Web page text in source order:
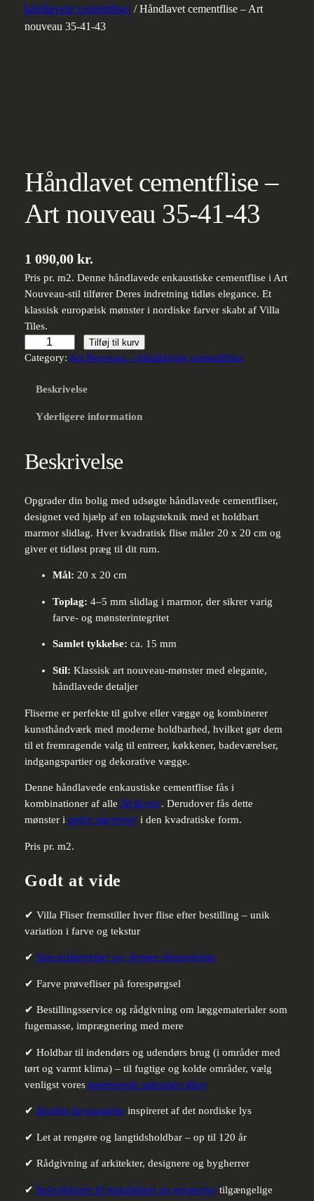
håndlavede cementfliser/ Håndlavet cementflise – Art
nouveau 35-41-43
Håndlavet cementflise –
Art nouveau 35-41-43
1 090,00 kr.
Pris pr. m2. Denne håndlavede enkaustiske cementflise i Art
Nouveau-stil tilfører Deres indretning tidløs elegance. Et
klassisk europæisk mønster i nordiske farver skabt af Villa
Tiles.
Håndlavet
cementflise
Art
35-
43
antal
Tilføj til kurv
Category: Art Nouveau – håndlavede cementfliser
Beskrivelse
Yderligere information
Beskrivelse
Opgrader din bolig med udsøgte håndlavede cementfliser,
designet ved hjælp af en tolagsteknik med et holdbart
marmor slidlag. Hver kvadratisk flise måler 20 x 20 cm og
giver et tidløst præg til dit rum.
Mål: 20 x 20 cm
Toplag: 4–5 mm slidlag i marmor, der sikrer varig
farve- og mønsterintegritet
Samlet tykkelse: ca. 15 mm
Stil: Klassisk art nouveau-mønster med elegante,
håndlavede detaljer
Fliserne er perfekte til gulve eller vægge og kombinerer
kunsthåndværk med moderne holdbarhed, hvilket gør dem
til et fremragende valg til entreer, køkkener, badeværelser,
indgangspartier og dekorative vægge.
Denne håndlavede enkaustiske cementflise fås i
kombinationer af alle 30 farver. Derudover fås dette
mønster i andre størrelseri den kvadratiske form.
Pris pr. m2.
Godt at vide
✔ Villa Fliser fremstiller hver flise efter bestilling – unik
variation i farve og tekstur
✔ Specialstørrelser og -former tilgængelige
✔ Farve prøvefliser på forespørgsel
✔ Bestillingsservice og rådgivning om læggematerialer som
fugemasse, imprægnering med mere
✔ Holdbar til indendørs og udendørs brug (i områder med
tørt og varmt klima) – til fugtige og kolde områder, vælg
venligst vores patenterede udendørs fliser
✔ Nordisk farvepaletteinspireret af det nordiske lys
✔ Let at rengøre og langtidsholdbar – op til 120 år
✔ Rådgivning af arkitekter, designere og bygherrer
✔ Instruktioner til installation og rengøring tilgængelige